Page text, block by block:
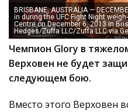
BRISBANE, AUSTRALIA —
in during the UFC Fight Night
Centre on December 6, 2013 in
Hedges/Zuffa LLC/Zuffa LLC via
Чемпион Glory в
Верховен не будет
следующем бою.
Вместо этого Верховен